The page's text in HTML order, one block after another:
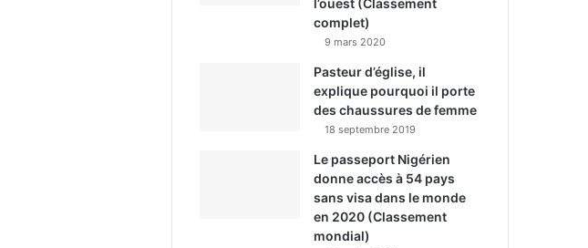
l’ouest (Classement
complet)
9 mars 2020
Pasteur d’église, il
explique pourquoi il porte
des chaussures de femme
18 septembre 2019
Le passeport Nigérien
donne accès à 54 pays
sans visa dans le monde
en 2020 (Classement
mondial)